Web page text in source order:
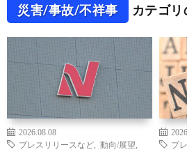
災害/事故/不祥事 カテゴ
2026.08.08
プレスリリースなど
動向/展望
プ